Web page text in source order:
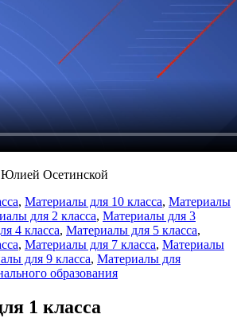
Осетинской
, Материалы для 10 класса, Материалы
для 2 класса, Материалы для 3
4 класса, Материалы для 5 класса,
, Материалы для 7 класса, Материалы
для 9 класса, Материалы для
образования
1 класса